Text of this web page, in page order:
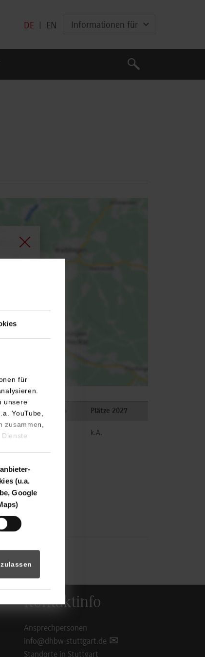
für
unsere
YouTube,
(u.a.
Google
DE EN Informationen für
Suche
Suche
Plätze 2026 Plätze 2027
k.A.
Kontaktinfo
Ansprechpersonen
info@dhbw-stuttgart.de
Standorte in Stuttgart